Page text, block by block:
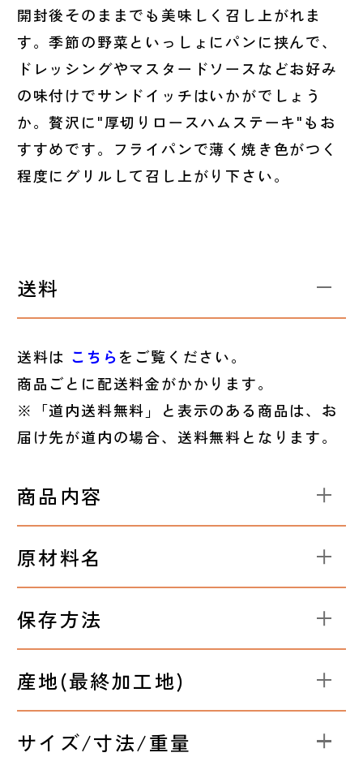
開封後そのままでも美味しく召し上がれま
す。季節の野菜といっしょにパンに挟んで、
ドレッシングやマスタードソースなどお好み
の味付けでサンドイッチはいかがでしょう
か。贅沢に"厚切りロースハムステーキ"もお
すすめです。フライパンで薄く焼き色がつく
程度にグリルして召し上がり下さい。
送料
送料は こちらをご覧ください。
商品ごとに配送料金がかかります。
※「道内送料無料」と表示のある商品は、お
届け先が道内の場合、送料無料となります。
商品内容
原材料名
保存方法
産地(最終加工地)
サイズ/寸法/重量